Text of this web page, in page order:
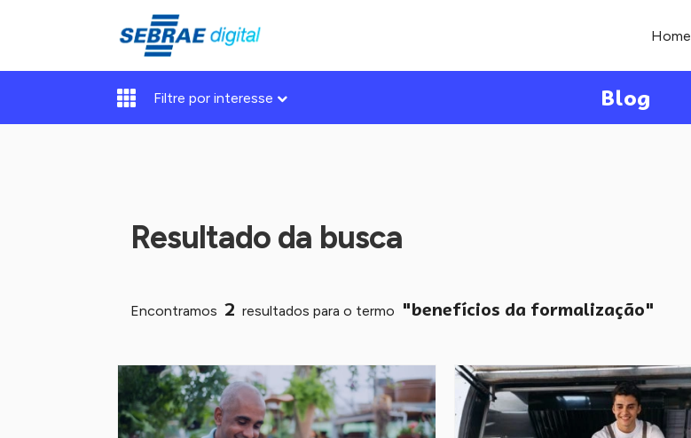
Home
Filtre por interesse Blog
Resultado da busca
Encontramos 2 resultados para o termo "benefícios da formalização"